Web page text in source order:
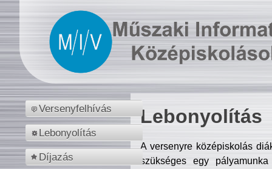
Versenyfelhívás
Lebonyolítás
Díjazás
Lebonyolítás
A versenyre középiskolás
szükséges egy